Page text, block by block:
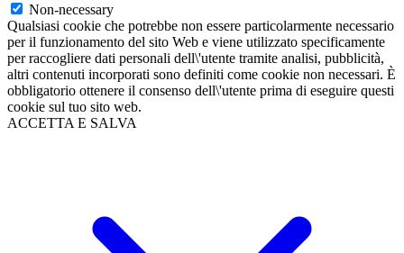
Non-necessary
Qualsiasi cookie che potrebbe non essere particolarmente necessario
per il funzionamento del sito Web e viene utilizzato specificamente
per raccogliere dati personali dell\'utente tramite analisi, pubblicità,
altri contenuti incorporati sono definiti come cookie non necessari. È
obbligatorio ottenere il consenso dell\'utente prima di eseguire questi
cookie sul tuo sito web.
ACCETTA E SALVA